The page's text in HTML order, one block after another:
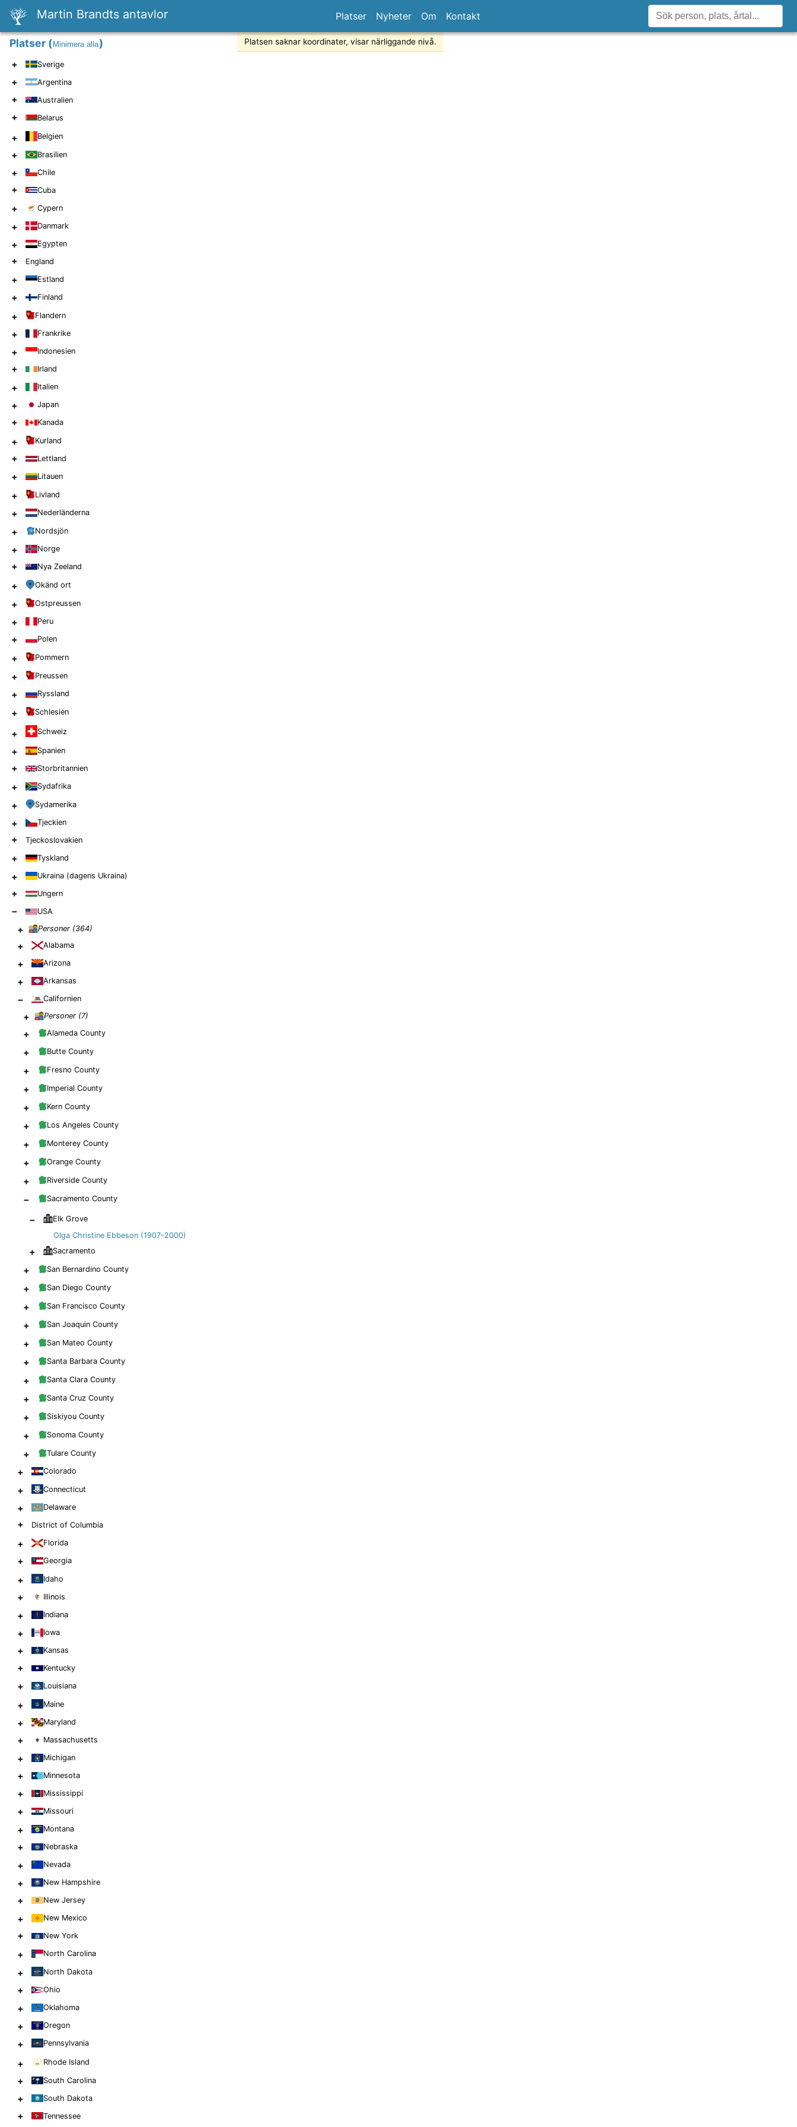
Martin Brandts antavlor Platser Nyheter Om Kontakt
Platsen saknar koordinater, visar närliggande nivå.
Platser (Minimera alla)
+ Sverige
+ Argentina
+ Australien
+ Belarus
+ Belgien
+ Brasilien
+ Chile
+ Cuba
+ Cypern
+ Danmark
+ Egypten
+ England
+ Estland
+ Finland
+ Flandern
+ Frankrike
+ Indonesien
+ Irland
+ Italien
+ Japan
+ Kanada
+ Kurland
+ Lettland
+ Litauen
+ Livland
+ Nederländerna
+ Nordsjön
+ Norge
+ Nya Zeeland
+ Okänd ort
+ Ostpreussen
+ Peru
+ Polen
+ Pommern
+ Preussen
+ Ryssland
+ Schlesien
+ Schweiz
+ Spanien
+ Storbritannien
+ Sydafrika
+ Sydamerika
+ Tjeckien
+ Tjeckoslovakien
+ Tyskland
+ Ukraina (dagens Ukraina)
+ Ungern
− USA
+ Personer (364)
+ Alabama
+ Arizona
+ Arkansas
− Californien
+ Personer (7)
+ Alameda County
+ Butte County
+ Fresno County
+ Imperial County
+ Kern County
+ Los Angeles County
+ Monterey County
+ Orange County
+ Riverside County
− Sacramento County
−
Elk Grove
Olga Christine Ebbeson (1907-2000)
+ Sacramento
+ San Bernardino County
+ San Diego County
+ San Francisco County
+ San Joaquin County
+ San Mateo County
+ Santa Barbara County
+ Santa Clara County
+ Santa Cruz County
+ Siskiyou County
+ Sonoma County
+ Tulare County
+ Colorado
+ Connecticut
+ Delaware
+ District of Columbia
+ Florida
+ Georgia
+ Idaho
+ Illinois
+ Indiana
+ Iowa
+ Kansas
+ Kentucky
+ Louisiana
+ Maine
+ Maryland
+ Massachusetts
+ Michigan
+ Minnesota
+ Mississippi
+ Missouri
+ Montana
+ Nebraska
+ Nevada
+ New Hampshire
+ New Jersey
+ New Mexico
+ New York
+ North Carolina
+ North Dakota
+ Ohio
+ Oklahoma
+ Oregon
+ Pennsylvania
+ Rhode Island
+ South Carolina
+ South Dakota
+ Tennessee